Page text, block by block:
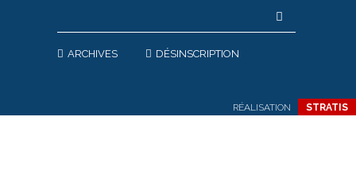
ARCHIVES DÉSINSCRIPTION
RÉALISATION STRATIS